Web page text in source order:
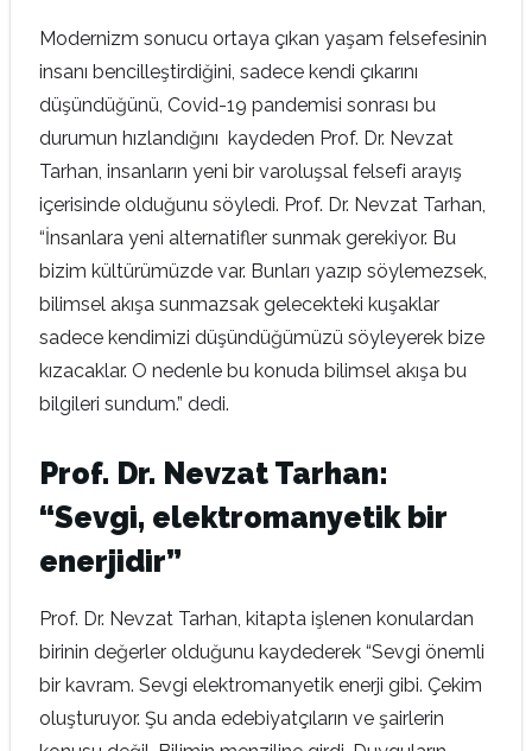
Modernizm sonucu ortaya çıkan yaşam felsefesinin
insanı bencilleştirdiğini, sadece kendi çıkarını
düşündüğünü, Covid-19 pandemisi sonrası bu
durumun hızlandığını kaydeden Prof. Dr. Nevzat
Tarhan, insanların yeni bir varoluşsal felsefi arayış
içerisinde olduğunu söyledi. Prof. Dr. Nevzat Tarhan,
“İnsanlara yeni alternatifler sunmak gerekiyor. Bu
bizim kültürümüzde var. Bunları yazıp söylemezsek,
bilimsel akışa sunmazsak gelecekteki kuşaklar
sadece kendimizi düşündüğümüzü söyleyerek bize
kızacaklar. O nedenle bu konuda bilimsel akışa bu
bilgileri sundum.” dedi.
Prof. Dr. Nevzat Tarhan:
“Sevgi, elektromanyetik bir
enerjidir”
Prof. Dr. Nevzat Tarhan, kitapta işlenen konulardan
birinin değerler olduğunu kaydederek “Sevgi önemli
bir kavram. Sevgi elektromanyetik enerji gibi. Çekim
oluşturuyor. Şu anda edebiyatçıların ve şairlerin